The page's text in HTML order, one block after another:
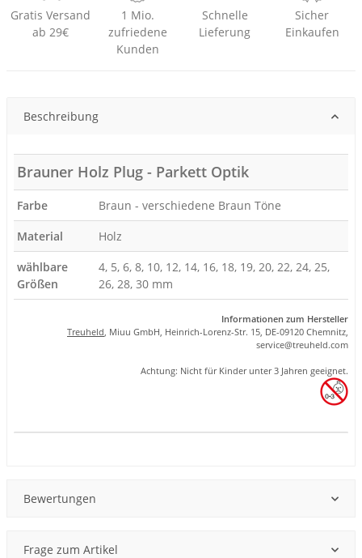
Gratis Versand
ab 29€
1 Mio.
zufriedene
Kunden
Schnelle
Lieferung
Sicher
Einkaufen
Beschreibung
Brauner Holz Plug - Parkett Optik
Farbe
Braun - verschiedene Braun Töne
Material
Holz
wählbare
Größen
4, 5, 6, 8, 10, 12, 14, 16, 18, 19, 20, 22, 24, 25,
26, 28, 30 mm
Informationen zum Hersteller
Treuheld, Miuu GmbH, Heinrich-Lorenz-Str. 15, DE-09120 Chemnitz,
service@treuheld.com
Achtung: Nicht für Kinder unter 3 Jahren geeignet.
Bewertungen
Frage zum Artikel